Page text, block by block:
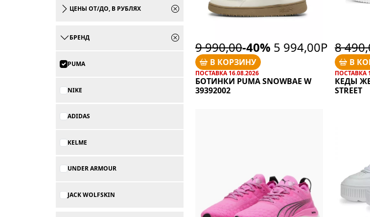
ЦЕНЫ ОТ/ДО, В РУБЛЯХ
БРЕНД
PUMA
NIKE
ADIDAS
KELME
UNDER ARMOUR
JACK WOLFSKIN
9 990,00-40% 5 994,00Р
В КОРЗИНУ
ПОСТАВКА 16.08.2026
БОТИНКИ PUMA SNOWBAE W
39392002
8
В
ПОСТАВКА
КЕДЫ
STREET